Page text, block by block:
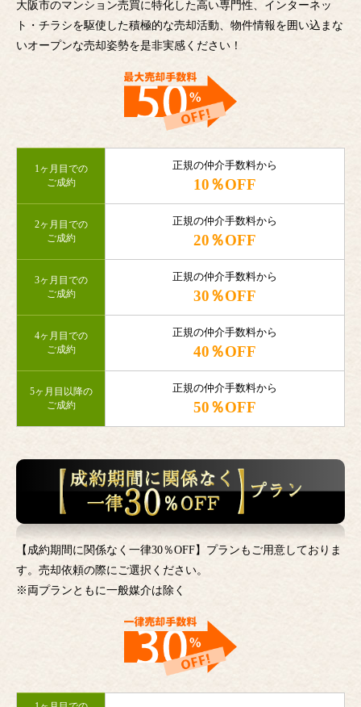
大阪市のマンション売買に特化した高い専門性、インターネッ
ト・チラシを駆使した積極的な売却活動、 物件情報を囲い込まな
いオープンな売却姿勢を是非実感ください！
1ヶ月目での
ご成約
正規の仲介手数料から
10％OFF
2ヶ月目での
ご成約
正規の仲介手数料から
20％OFF
3ヶ月目での
ご成約
正規の仲介手数料から
30％OFF
4ヶ月目での
ご成約
正規の仲介手数料から
40％OFF
5ヶ月目以降の
ご成約
正規の仲介手数料から
50％OFF
【成約期間に関係なく一律30％OFF】プランもご用意しておりま
す。売却依頼の際にご選択ください。
※両プランともに一般媒介は除く